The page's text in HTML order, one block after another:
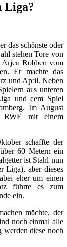
Liga?
das schönste oder
stehen Tore von
Arjen Robben vom
Er machte das
und April. Neben
aus unteren
und dem Spiel
Im August
RWE mit einem
schaffte der
60 Metern ein
ist Stahl nun
Liga), aber dieses
eher um einen
führte es zum
ein.
möchte, der
noch einmal alle
werden diese noch